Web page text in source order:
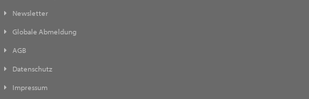
Newsletter
Globale Abmeldung
AGB
Datenschutz
Impressum